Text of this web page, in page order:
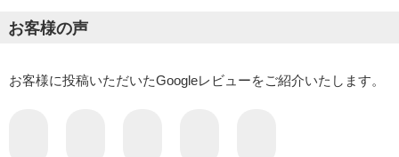
お客様の声
お客様に投稿いただいたGoogleレビューをご紹介いたします。